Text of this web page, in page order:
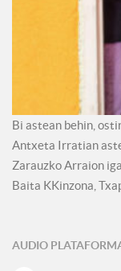
Bi astean behin,
Antxeta Irratian
Zarauzko Arraion
Baita KKinzona,
AUDIO